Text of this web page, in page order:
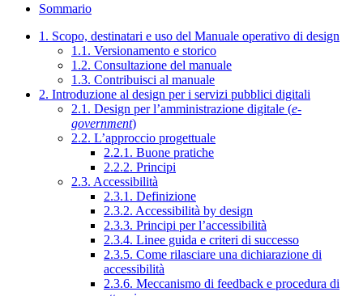
Sommario
1. Scopo, destinatari e uso del Manuale operativo di design
1.1. Versionamento e storico
1.2. Consultazione del manuale
1.3. Contribuisci al manuale
2. Introduzione al design per i servizi pubblici digitali
2.1. Design per l’amministrazione digitale (e-
government)
2.2. L’approccio progettuale
2.2.1. Buone pratiche
2.2.2. Principi
2.3. Accessibilità
2.3.1. Definizione
2.3.2. Accessibilità by design
2.3.3. Principi per l’accessibilità
2.3.4. Linee guida e criteri di successo
2.3.5. Come rilasciare una dichiarazione di
accessibilità
2.3.6. Meccanismo di feedback e procedura di